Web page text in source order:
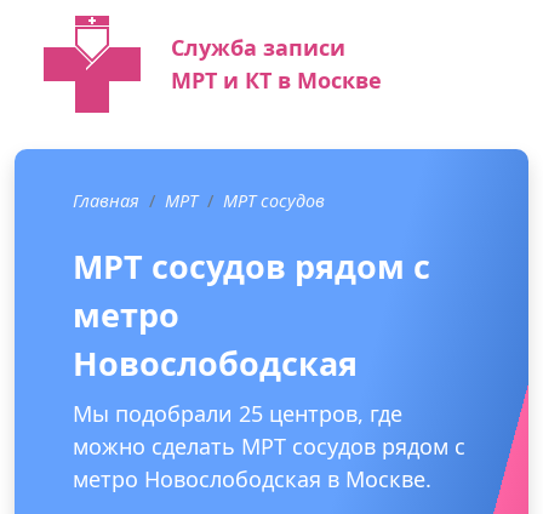
Служба записи
МРТ и КТ в Москве
Главная МРТ МРТ сосудов
МРТ сосудов рядом с
метро
Новослободская
Мы подобрали 25 центров, где
можно сделать МРТ сосудов рядом с
метро Новослободская в Москве.